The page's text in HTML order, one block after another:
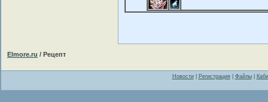
Elmore.ru / Рецепт
Новости| Регистрация| Файлы|